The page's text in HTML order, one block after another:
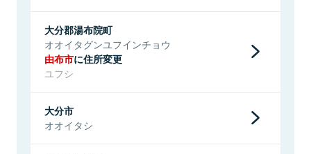
大分郡湯布院町
オオイタグンユフインチョウ
由布市に住所変更
ユフシ
大分市
オオイタシ